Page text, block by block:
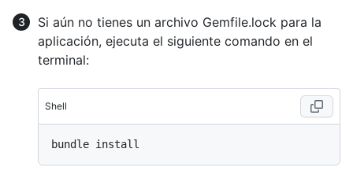
Si aún no tienes un archivo Gemfile.lock para la
aplicación, ejecuta el siguiente comando en el
terminal:
Shell